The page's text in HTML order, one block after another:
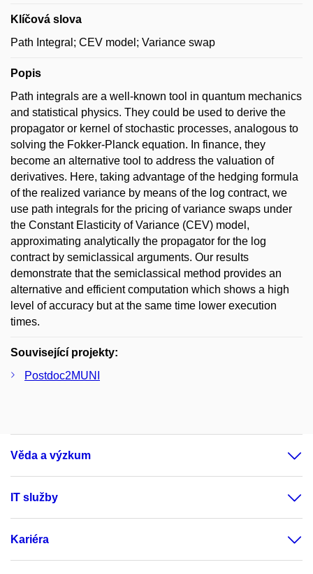
Klíčová slova
Path Integral; CEV model; Variance swap
Popis
Path integrals are a well-known tool in quantum mechanics
and statistical physics. They could be used to derive the
propagator or kernel of stochastic processes, analogous to
solving the Fokker-Planck equation. In finance, they
become an alternative tool to address the valuation of
derivatives. Here, taking advantage of the hedging formula
of the realized variance by means of the log contract, we
use path integrals for the pricing of variance swaps under
the Constant Elasticity of Variance (CEV) model,
approximating analytically the propagator for the log
contract by semiclassical arguments. Our results
demonstrate that the semiclassical method provides an
alternative and efficient computation which shows a high
level of accuracy but at the same time lower execution
times.
Související projekty:
Postdoc2MUNI
Věda a výzkum
IT služby
Kariéra